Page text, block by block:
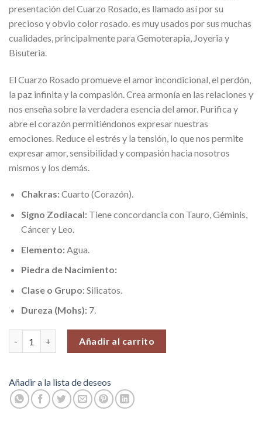
presentación del Cuarzo Rosado, es llamado así por su
precioso y obvio color rosado. es muy usados por sus muchas
cualidades, principalmente para Gemoterapia, Joyeria y
Bisuteria.
El Cuarzo Rosado promueve el amor incondicional, el perdón,
la paz infinita y la compasión. Crea armonía en las relaciones y
nos enseña sobre la verdadera esencia del amor. Purifica y
abre el corazón permitiéndonos expresar nuestras
emociones. Reduce el estrés y la tensión, lo que nos permite
expresar amor, sensibilidad y compasión hacia nosotros
mismos y los demás.
Chakras:Cuarto (Corazón).
Signo Zodiacal:Tiene concordancia con Tauro, Géminis,
Cáncer y Leo.
Elemento:Agua.
Piedra de Nacimiento:
Clase o Grupo:Silicatos.
Dureza (Mohs):7.
Añadir al carrito
Añadir a la lista de deseos